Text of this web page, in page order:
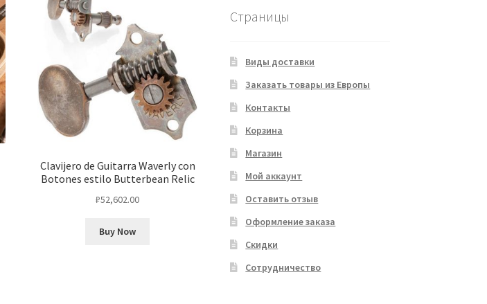
Clavijero de Guitarra Waverly con
Botones estilo Butterbean Relic
₽52,602.00
Buy Now
Страницы
Виды доставки
Заказать товары из Европы
Контакты
Корзина
Магазин
Мой аккаунт
Оставить отзыв
Оформление заказа
Скидки
Сотрудничество